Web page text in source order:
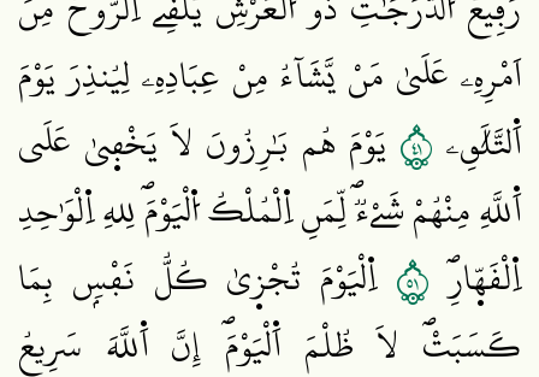
اَمْرِهِۦ عَلَيٰ مَنْ يَّشَآءُ مِنْ عِبَادِهِۦ لِيُنذِرَ يَوْمَ
اَ۬لتَّلَٰقِۦ ١٤ يَوْمَ هُم بَٰرِزُونَ لَا يَخْف۪يٰ عَلَي
اَ۬للَّهِ مِنْهُمْ شَےْءٞۖ لِّمَنِ اِ۬لْمُلْكُ اُ۬لْيَوْمَۖ لِلهِ اِ۬لْوَٰحِدِ
اِ۬لْقَهّ۪ارِۖ ١٥ اِ۬لْيَوْمَ تُجْز۪يٰ كُلُّ نَفْسِۢ بِمَا
كَسَبَتْۖ لَا ظُلْمَ اَ۬لْيَوْمَۖ إِنَّ اَ۬للَّهَ سَرِيعُ